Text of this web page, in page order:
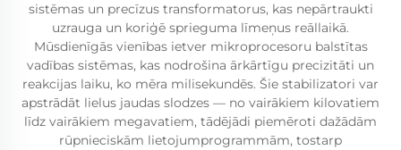
sistēmas un precīzus transformatorus, kas nepārtraukti
uzrauga un koriģē sprieguma līmeņus reāllaikā.
Mūsdienīgās vienības ietver mikroprocesoru balstītas
vadības sistēmas, kas nodrošina ārkārtīgu precizitāti un
reakcijas laiku, ko mēra milisekundēs. Šie stabilizatori var
apstrādāt lielus jaudas slodzes — no vairākiem kilovatiem
līdz vairākiem megavatiem, tādējādi piemēroti dažādām
rūpnieciskām lietojumprogrammām, tostarp